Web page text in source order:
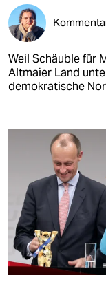
Weil Schäuble für
Altmaier Land
demokratische